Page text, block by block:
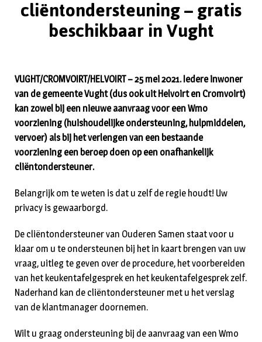
cliëntondersteuning – gratis
beschikbaar in Vught
VUGHT/CROMVOIRT/HELVOIRT – 25 mei 2021. Iedere inwoner
van de gemeente Vught (dus ook uit Helvoirt en Cromvoirt)
kan zowel bij een nieuwe aanvraag voor een Wmo
voorziening (huishoudelijke ondersteuning, hulpmiddelen,
vervoer) als bij het verlengen van een bestaande
voorziening een beroep doen op een onafhankelijk
cliëntondersteuner.
Belangrijk om te weten is dat u zelf de regie houdt! Uw
privacy is gewaarborgd.
De cliëntondersteuner van Ouderen Samen staat voor u
klaar om u te ondersteunen bij het in kaart brengen van uw
vraag, uitleg te geven over de procedure, het voorbereiden
van het keukentafelgesprek en het keukentafelgesprek zelf.
Naderhand kan de cliëntondersteuner met u het verslag
van de klantmanager doornemen.
Wilt u graag ondersteuning bij de aanvraag van een Wmo